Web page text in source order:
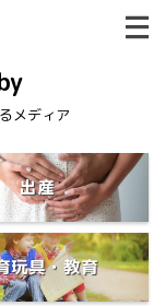
メディア
出産
玩具・教育